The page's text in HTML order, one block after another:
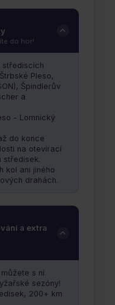
I V LÉTĚ
do hor!
střediscích
Pleso,
Špindlerův
a
- Lomnický
do konce
na otevírací
středisek.
kol ani jiného
drahách.
a extra
s ní
sezóny!
200+ km